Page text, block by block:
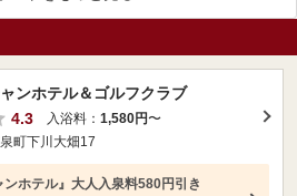
ンホテル＆ゴルフクラブ
4.3
入浴料： 1,580円〜
町下川大畑17
ンホテル』大人入泉料580円引き